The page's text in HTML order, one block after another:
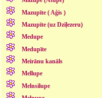
Mazupīte ( Aģis )
Mazupīte (uz Dziļezeru)
Medupe
Medupīte
Meirānu kanāls
Mellupe
Melnsilupe